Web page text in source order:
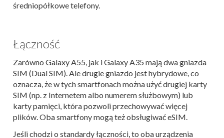
średniopółkowe telefony.
Łączność
Zarówno Galaxy A55, jak i Galaxy A35 mają dwa gniazda
SIM (Dual SIM). Ale drugie gniazdo jest hybrydowe, co
oznacza, że w tych smartfonach można użyć drugiej karty
SIM (np. z Internetem albo numerem służbowym) lub
karty pamięci, która pozwoli przechowywać więcej
plików. Oba smartfony mogą też obsługiwać eSIM.
Jeśli chodzi o standardy łączności, to oba urządzenia